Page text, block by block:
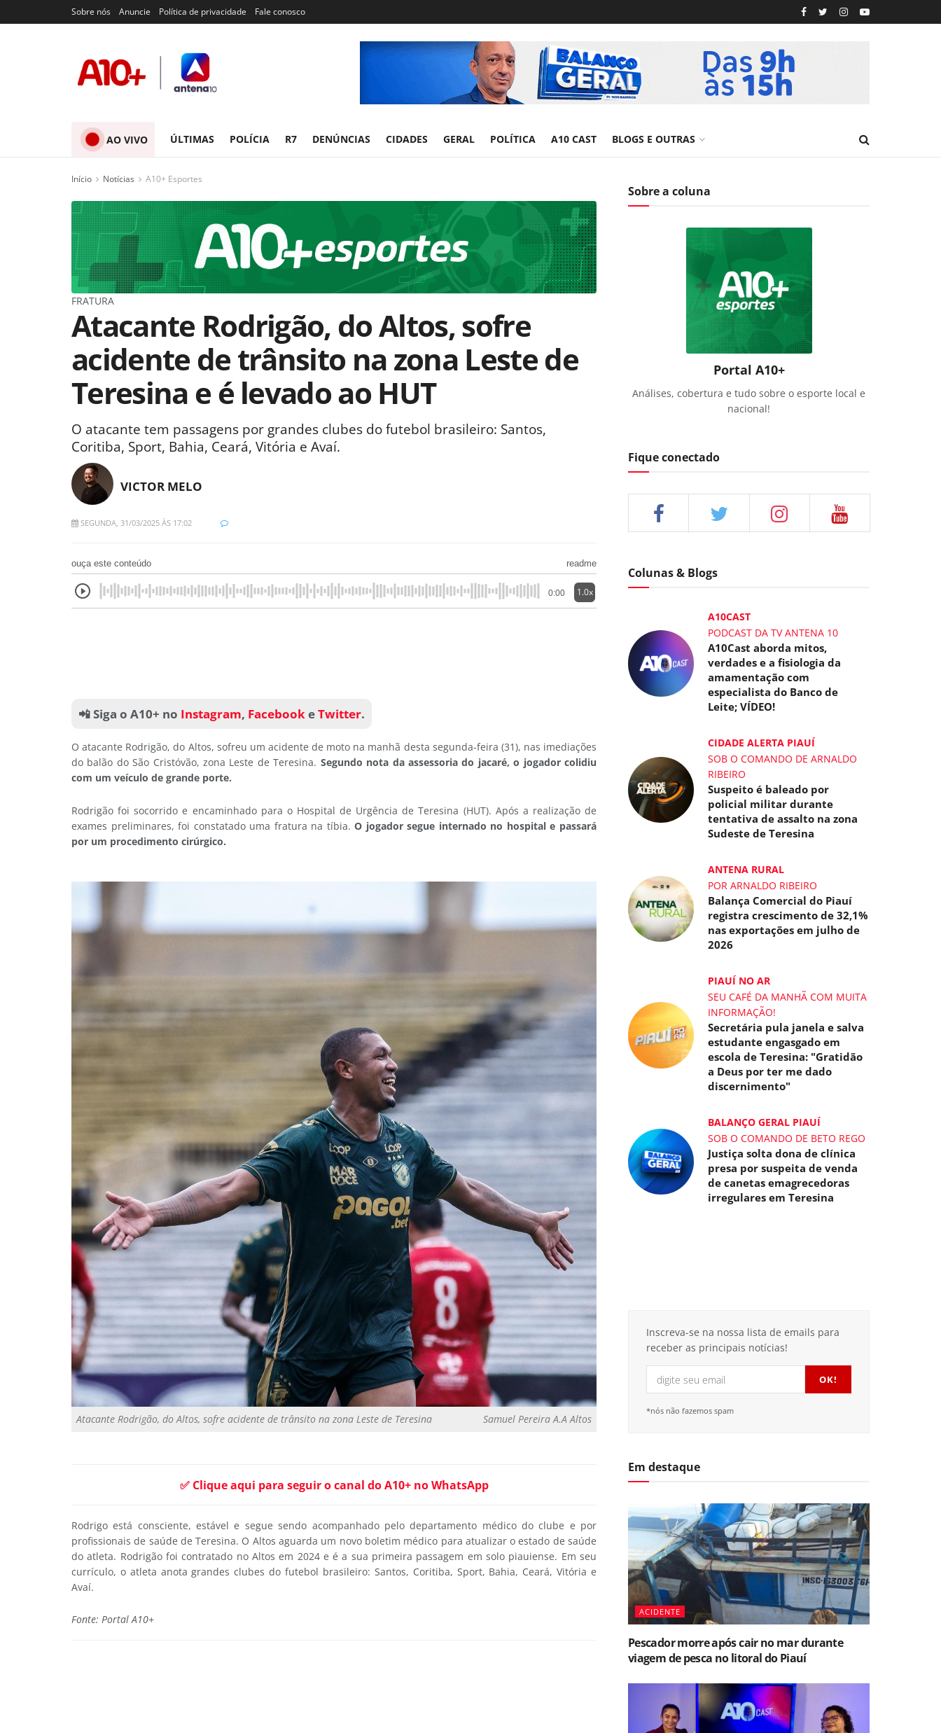
Sobre nós Anuncie Política de privacidade Fale conosco
AO VIVO ÚLTIMAS POLÍCIA R7 DENÚNCIAS CIDADES GERAL POLÍTICA A10 CAST BLOGS E OUTRAS
Início Notícias A10+ Esportes
FRATURA
Atacante Rodrigão, do Altos, sofre
acidente de trânsito na zona Leste de
Teresina e é levado ao HUT
O atacante tem passagens por grandes clubes do futebol brasileiro: Santos,
Coritiba, Sport, Bahia, Ceará, Vitória e Avaí.
VICTOR MELO
SEGUNDA, 31/03/2025 ÀS 17:02
ouça este conteúdo readme
0:00 1.0x
📲 Siga o A10+ no Instagram, FacebookeTwitter.
O atacante Rodrigão, do Altos, sofreu um acidente de moto na manhã desta segunda-feira (31), nas imediações
do balão do São Cristóvão, zona Leste de Teresina. Segundo nota da assessoria do jacaré, o jogador colidiu
com um veículo de grande porte.
Rodrigão foi socorrido e encaminhado para o Hospital de Urgência de Teresina (HUT). Após a realização de
exames preliminares, foi constatado uma fratura na tíbia. O jogador segue internado no hospital e passará
por um procedimento cirúrgico.
Atacante Rodrigão, do Altos, sofre acidente de trânsito na zona Leste de Teresina Samuel Pereira A.A Altos
✅ Clique aqui para seguir o canal do A10+ no WhatsApp
Rodrigo está consciente, estável e segue sendo acompanhado pelo departamento médico do clube e por
profissionais de saúde de Teresina. O Altos aguarda um novo boletim médico para atualizar o estado de saúde
do atleta. Rodrigão foi contratado no Altos em 2024 e é a sua primeira passagem em solo piauiense. Em seu
currículo, o atleta anota grandes clubes do futebol brasileiro: Santos, Coritiba, Sport, Bahia, Ceará, Vitória e
Avaí.
Fonte: Portal A10+
Sobre a coluna
Portal A10+
Análises, cobertura e tudo sobre o esporte local e
nacional!
Fique conectado
Colunas & Blogs
A10CAST
PODCAST DA TV ANTENA 10
A10Cast aborda mitos,
verdades e a fisiologia da
amamentação com
especialista do Banco de
Leite; VÍDEO!
CIDADE ALERTA PIAUÍ
SOB O COMANDO DE ARNALDO
RIBEIRO
Suspeito é baleado por
policial militar durante
tentativa de assalto na zona
Sudeste de Teresina
ANTENA RURAL
POR ARNALDO RIBEIRO
Balança Comercial do Piauí
registra crescimento de 32,1%
nas exportações em julho de
2026
PIAUÍ NO AR
SEU CAFÉ DA MANHÃ COM MUITA
INFORMAÇÃO!
Secretária pula janela e salva
estudante engasgado em
escola de Teresina: "Gratidão
a Deus por ter me dado
discernimento"
BALANÇO GERAL PIAUÍ
SOB O COMANDO DE BETO REGO
Justiça solta dona de clínica
presa por suspeita de venda
de canetas emagrecedoras
irregulares em Teresina
Inscreva-se na nossa lista de emails para
receber as principais notícias!
*nós não fazemos spam
Em destaque
ACIDENTE
Pescador morre após cair no mar durante
viagem de pesca no litoral do Piauí